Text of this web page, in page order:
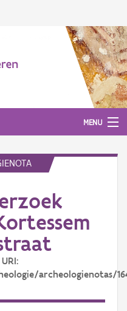
MENU
archeologienotas/